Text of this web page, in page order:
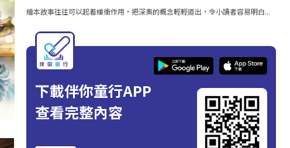
繪本故事往往可以起着緩衝作用，把深奧的概念輕輕道出，令小讀者容易明白...
下載伴你童行APP
查看完整內容